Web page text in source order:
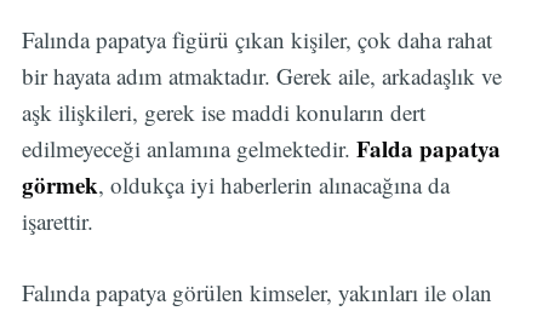
Falında papatya figürü çıkan kişiler, çok daha rahat
bir hayata adım atmaktadır. Gerek aile, arkadaşlık ve
aşk ilişkileri, gerek ise maddi konuların dert
edilmeyeceği anlamına gelmektedir. Falda papatya
görmek, oldukça iyi haberlerin alınacağına da
işarettir.
Falında papatya görülen kimseler, yakınları ile olan